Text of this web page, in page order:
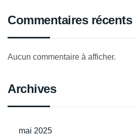
Commentaires récents
Aucun commentaire à afficher.
Archives
mai 2025